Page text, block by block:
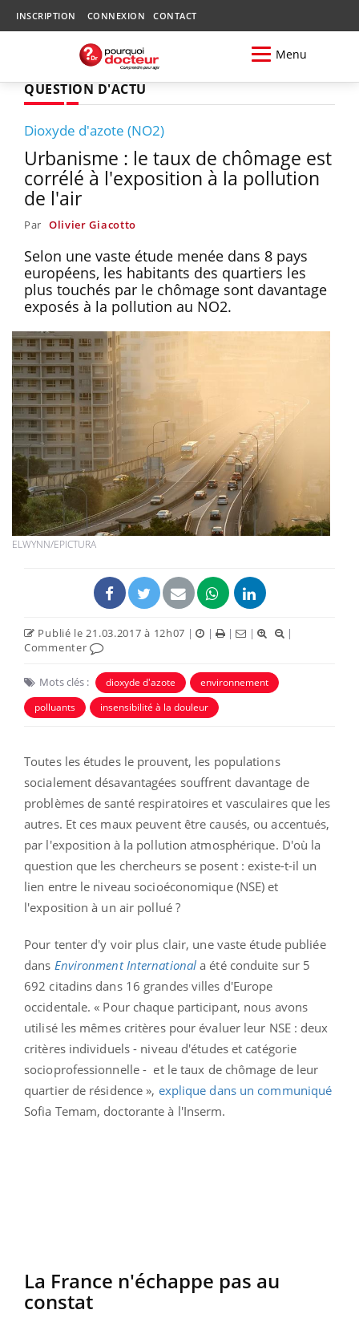
INSCRIPTION CONNEXION CONTACT
Menu
QUESTION D'ACTU
Dioxyde d'azote (NO2)
Urbanisme : le taux de chômage est
corrélé à l'exposition à la pollution
de l'air
Par Olivier Giacotto
Selon une vaste étude menée dans 8 pays
européens, les habitants des quartiers les
plus touchés par le chômage sont davantage
exposés à la pollution au NO2.
ELWYNN/EPICTURA
Publié le 21.03.2017 à 12h07 | | | |
|
Commenter
Mots clés : dioxyde d'azote
environnement
polluants
insensibilité à la douleur
Toutes les études le prouvent, les populations
socialement désavantagées souffrent davantage de
problèmes de santé respiratoires et vasculaires que les
autres. Et ces maux peuvent être causés, ou accentués,
par l'exposition à la pollution atmosphérique. D'où la
question que les chercheurs se posent : existe-t-il un
lien entre le niveau socioéconomique (NSE) et
l'exposition à un air pollué ?
Pour tenter d'y voir plus clair, une vaste étude publiée
dans Environment International a été conduite sur 5
692 citadins dans 16 grandes villes d'Europe
occidentale. « Pour chaque participant, nous avons
utilisé les mêmes critères pour évaluer leur NSE : deux
critères individuels - niveau d'études et catégorie
socioprofessionnelle - et le taux de chômage de leur
quartier de résidence », explique dans un communiqué
Sofia Temam, doctorante à l'Inserm.
La France n'échappe pas au
constat